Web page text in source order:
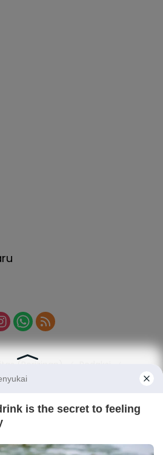
Kode Etik Jurnalistik (KEJ)
PT TOP MEDIA MANDIRI